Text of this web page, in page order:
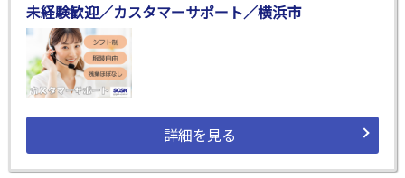
未経験歓迎／カスタマーサポート／横浜市
詳細を見る